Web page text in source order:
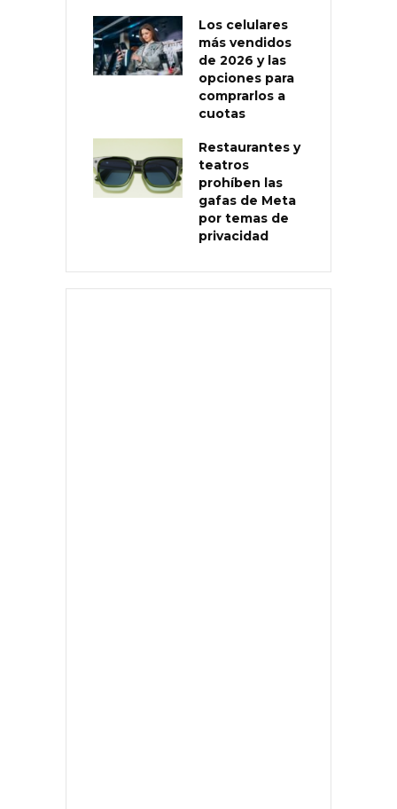
Los celulares
más vendidos
de 2026 y las
opciones para
comprarlos a
cuotas
Restaurantes y
teatros
prohíben las
gafas de Meta
por temas de
privacidad